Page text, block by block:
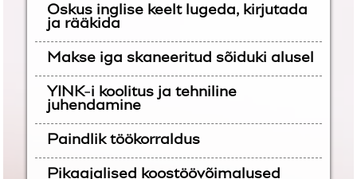
Oskus inglise keelt lugeda, kirjutada
ja rääkida
Makse iga skaneeritud sõiduki alusel
YINK-i koolitus ja tehniline
juhendamine
Paindlik töökorraldus
Pikaajalised koostöövõimalused